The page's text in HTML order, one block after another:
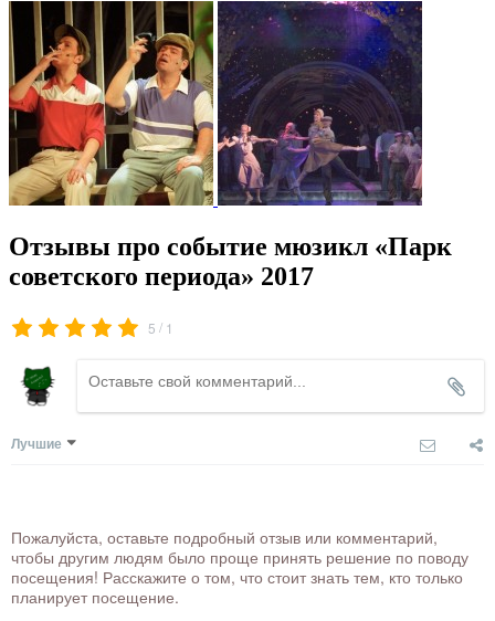
Отзывы про событие мюзикл «Парк
советского периода» 2017
5 / 1
Лучшие
Пожалуйста, оставьте подробный отзыв или комментарий,
чтобы другим людям было проще принять решение по поводу
посещения! Расскажите о том, что стоит знать тем, кто только
планирует посещение.